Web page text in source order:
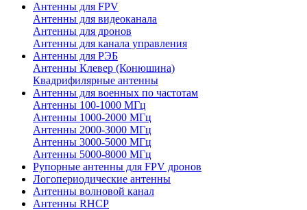
Антенны для FPV
Антенны для видеоканала
Антенны для дронов
Антенны для канала управления
Антенны для РЭБ
Антенны Клевер (Конюшина)
Квадрифилярные антенны
Антенны для военных по частотам
Антенны 100-1000 МГц
Антенны 1000-2000 МГц
Антенны 2000-3000 МГц
Антенны 3000-5000 МГц
Антенны 5000-8000 МГц
Рупорные антенны для FPV дронов
Логопериодические антенны
Антенны волновой канал
Антенны RHCP